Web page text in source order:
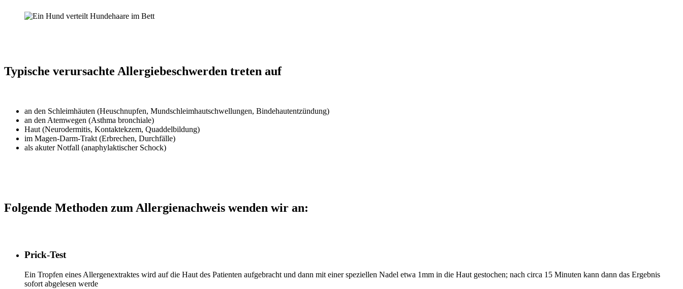
Typische verursachte Allergiebeschwerden treten auf
an den Schleimhäuten (Heuschnupfen, Mundschleimhautschwellungen, Bindehautentzündung)
an den Atemwegen (Asthma bronchiale)
Haut (Neurodermitis, Kontaktekzem, Quaddelbildung)
im Magen-Darm-Trakt (Erbrechen, Durchfälle)
als akuter Notfall (anaphylaktischer Schock)
Folgende Methoden zum Allergienachweis wenden wir an:
Prick-Test
Ein Tropfen eines Allergenextraktes wird auf die Haut des Patienten aufgebracht und dann mit einer speziellen Nadel etwa 1mm in die Haut gestochen; nach circa 15 Minuten kann dann das Ergebnis
sofort abgelesen werde